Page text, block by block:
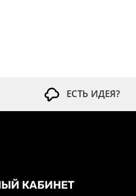
ЕСТЬ ИДЕЯ?
КАБИНЕТ